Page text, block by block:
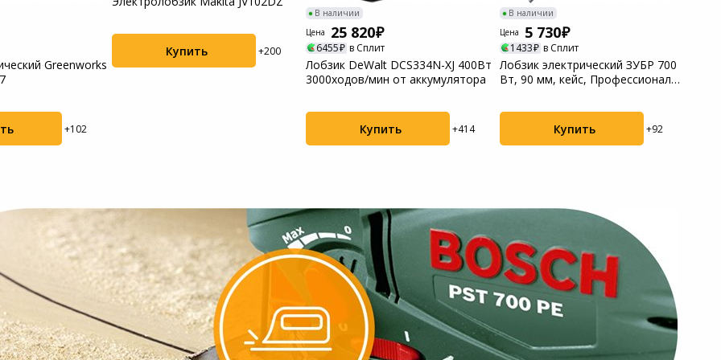
Greenworks
+102
Купить +200
В наличии
Цена
25 820
6455 в Сплит
Лобзик DeWalt DCS334N-XJ 400Вт
3000ходов/мин от аккумулятора
Купить +414
В наличии
Цена
5 730
1433 в Сплит
Лобзик электрический ЗУБР 700
Вт, 90 мм, кейс, Профессионал
Купить +92